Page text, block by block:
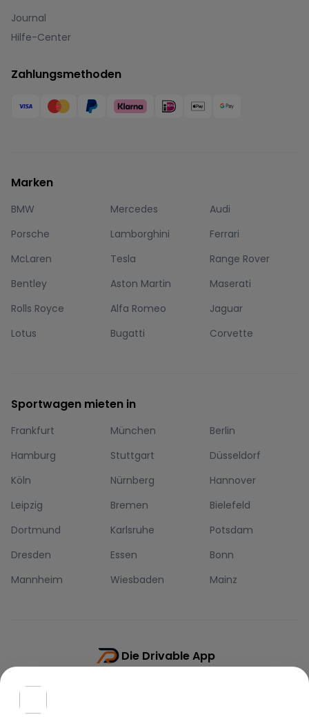
Journal
Hilfe-Center
Zahlungsmethoden
Marken
BMW Mercedes
Audi
Porsche
Lamborghini
Ferrari
McLaren
Tesla
Range Rover
Bentley
Aston Martin
Maserati
Rolls Royce
Alfa Romeo
Jaguar
Lotus
Bugatti Corvette
Sportwagen mieten in
Frankfurt München
Berlin
Hamburg
Stuttgart
Düsseldorf
Köln
Nürnberg
Hannover
Leipzig
Bremen
Bielefeld
Dortmund
Karlsruhe
Potsdam
Dresden
Essen
Bonn
Mannheim
Wiesbaden Mainz
Die Drivable App